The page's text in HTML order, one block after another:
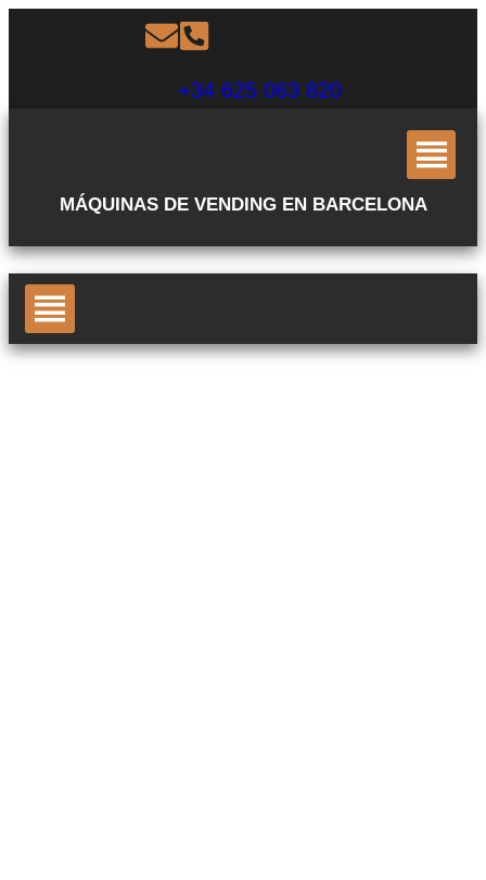
+34 625 063 820
MÁQUINAS DE VENDING EN BARCELONA